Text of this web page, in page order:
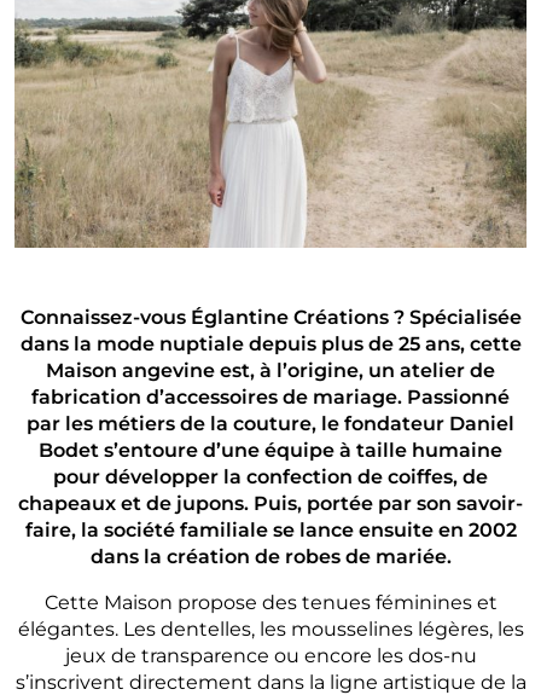
Connaissez-vous Églantine Créations ? Spécialisée
dans la mode nuptiale depuis plus de 25 ans, cette
Maison angevine est, à l’origine, un atelier de
fabrication d’accessoires de mariage. Passionné
par les métiers de la couture, le fondateur Daniel
Bodet s’entoure d’une équipe à taille humaine
pour développer la confection de coiffes, de
chapeaux et de jupons. Puis, portée par son savoir-
faire, la société familiale se lance ensuite en 2002
dans la création de robes de mariée.
Cette Maison propose des tenues féminines et
élégantes. Les dentelles, les mousselines légères, les
jeux de transparence ou encore les dos-nu
s’inscrivent directement dans la ligne artistique de la